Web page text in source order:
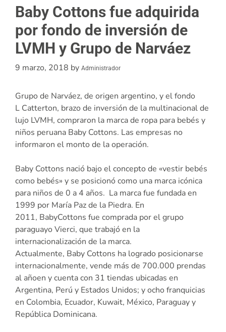
Baby Cottons fue adquirida
por fondo de inversión de
LVMH y Grupo de Narváez
9 marzo, 2018 by Administrador
Grupo de Narváez, de origen argentino, y el fondo
L Catterton, brazo de inversión de la multinacional de
lujo LVMH, compraron la marca de ropa para bebés y
niños peruana Baby Cottons. Las empresas no
informaron el monto de la operación.
Baby Cottons nació bajo el concepto de «vestir bebés
como bebés» y se posicionó como una marca icónica
para niños de 0 a 4 años. La marca fue fundada en
1999 por María Paz de la Piedra. En
2011, BabyCottons fue comprada por el grupo
paraguayo Vierci, que trabajó en la
internacionalización de la marca.
Actualmente, Baby Cottons ha logrado posicionarse
internacionalmente, vende más de 700.000 prendas
al añoen y cuenta con 31 tiendas ubicadas en
Argentina, Perú y Estados Unidos; y ocho franquicias
en Colombia, Ecuador, Kuwait, México, Paraguay y
República Dominicana.